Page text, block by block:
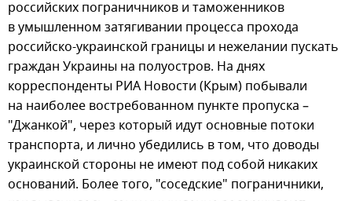
российских пограничников и таможенников
в умышленном затягивании процесса прохода
российско-украинской границы и нежелании пускать
граждан Украины на полуостров. На днях
корреспонденты РИА Новости (Крым) побывали
на наиболее востребованном пункте пропуска –
"Джанкой", через который идут основные потоки
транспорта, и лично убедились в том, что доводы
украинской стороны не имеют под собой никаких
оснований. Более того, "соседские" пограничники,